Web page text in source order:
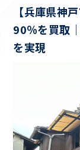
【兵庫県神
90％を買取
を実現